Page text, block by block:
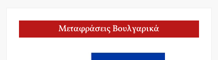
Μεταφράσεις Βουλγαρικά